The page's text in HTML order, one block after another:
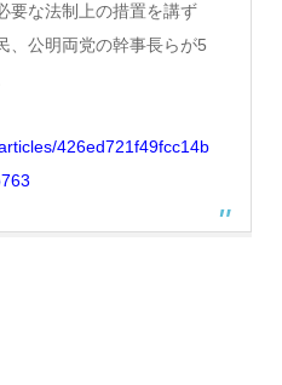
要な法制上の措置を講ず
、公明両党の幹事長らが5
426ed721f49fcc14b